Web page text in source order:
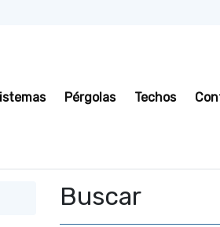
Pérgolas Techos
Buscar